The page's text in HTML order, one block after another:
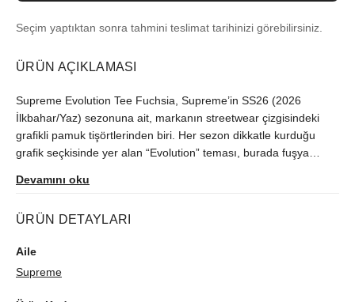
Seçim yaptıktan sonra tahmini teslimat tarihinizi görebilirsiniz.
ÜRÜN AÇIKLAMASI
Supreme Evolution Tee Fuchsia, Supreme’in SS26 (2026
İlkbahar/Yaz) sezonuna ait, markanın streetwear çizgisindeki
grafikli pamuk tişörtlerinden biri. Her sezon dikkatle kurduğu
grafik seçkisinde yer alan “Evolution” teması, burada fuşya
göğüsteki baskının kontrastını yükselten bilinçli bir tasarım
yapısıyla günlük kullanımda dengeli bir duruş sunuyor. Relaxed,
True to Size tercih edildiğinde markanın tipik silüetini koruyor,
daha dar bir görünüm isteyenler bir beden küçük düşünebilir.
Devamını oku
ÜRÜN DETAYLARI
Aile
Supreme